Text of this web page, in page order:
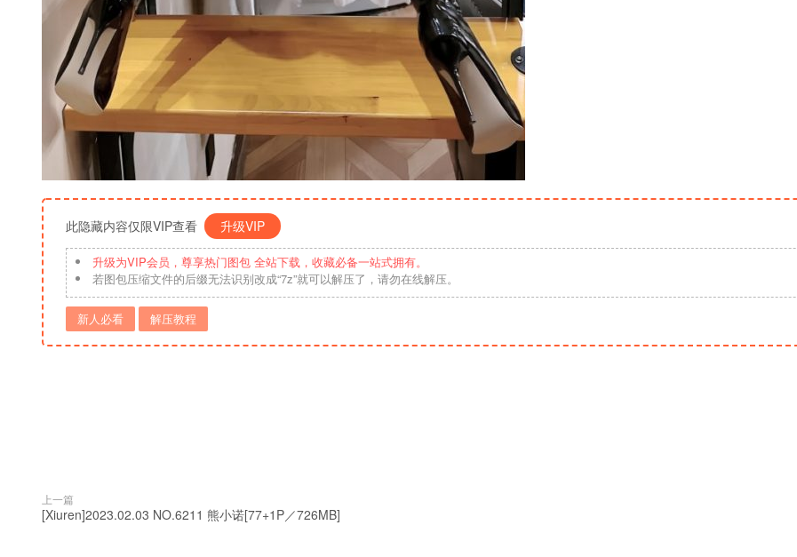
此隐藏内容仅限VIP查看 升级VIP
升级为VIP会员，尊享热门图包 全站下载，收藏必备一站式拥有。
若图包压缩文件的后缀无法识别改成“7z”就可以解压了，请勿在线解压。
新人必看 解压教程
上一篇
[Xiuren]2023.02.03 NO.6211 熊小诺[77+1P／726MB]